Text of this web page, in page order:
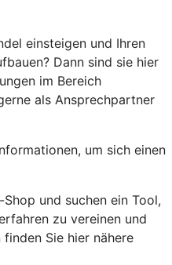
einsteigen und Ihren
Dann sind sie hier
im Bereich
als Ansprechpartner
um sich einen
und suchen ein Tool,
zu vereinen und
Sie hier nähere